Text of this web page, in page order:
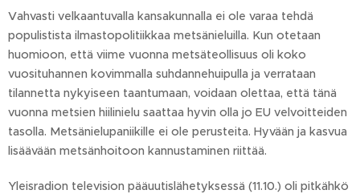
Vahvasti velkaantuvalla kansakunnalla ei ole varaa tehdä
populistista ilmastopolitiikkaa metsänieluilla. Kun otetaan
huomioon, että viime vuonna metsäteollisuus oli koko
vuosituhannen kovimmalla suhdannehuipulla ja verrataan
tilannetta nykyiseen taantumaan, voidaan olettaa, että tänä
vuonna metsien hiilinielu saattaa hyvin olla jo EU velvoitteiden
tasolla. Metsänielupaniikille ei ole perusteita. Hyvään ja kasvua
lisäävään metsänhoitoon kannustaminen riittää.
Yleisradion television pääuutislähetyksessä (11.10.) oli pitkähkö